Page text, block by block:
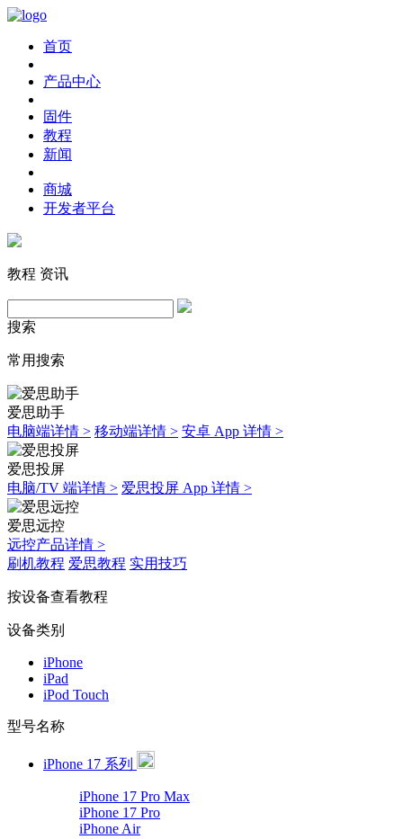
首页
产品中心
固件
教程
新闻
商城
开发者平台
教程 资讯
搜索
常用搜索
爱思助手
电脑端详情 > 移动端详情 > 安卓 App 详情 >
爱思投屏
电脑/TV 端详情 > 爱思投屏 App 详情 >
爱思远控
远控产品详情 >
刷机教程 爱思教程 实用技巧
按设备查看教程
设备类别
iPhone
iPad
iPod Touch
型号名称
iPhone 17 系列
iPhone 17 Pro Max
iPhone 17 Pro
iPhone Air